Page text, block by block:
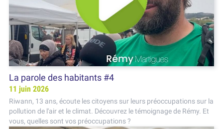
La parole des habitants #4
11 juin 2026
Riwann, 13 ans, écoute les citoyens sur leurs préoccupations sur la
pollution de l'air et le climat. Découvrez le témoignage de Rémy. Et
vous, quelles sont vos préoccupations ?